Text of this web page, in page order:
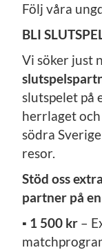
Följ våra
BLI
Vi söker just
slutspelet på
herrlaget
södra
resor.
Stöd oss
partner på
▪ 1 500 kr –